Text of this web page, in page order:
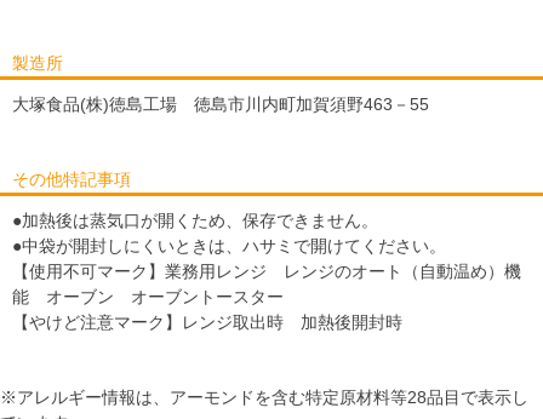
製造所
大塚食品(株)徳島工場 徳島市川内町加賀須野463－55
その他特記事項
●加熱後は蒸気口が開くため、保存できません。
●中袋が開封しにくいときは、ハサミで開けてください。
【使用不可マーク】業務用レンジ レンジのオート（自動温め）機
能 オーブン オーブントースター
【やけど注意マーク】レンジ取出時 加熱後開封時
※アレルギー情報は、アーモンドを含む特定原材料等28品目で表示し